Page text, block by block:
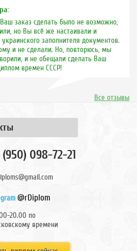
Ваш заказ сделать было не возможно,
но Вы всё же настаивали и
заполнителя документов.
и не сделали. Но, повторюсь, мы
и не обещали сделать Ваш
времен СССР!
Все отзывы
(950) 098-72-21
@rDiplom
20.00 по
времени